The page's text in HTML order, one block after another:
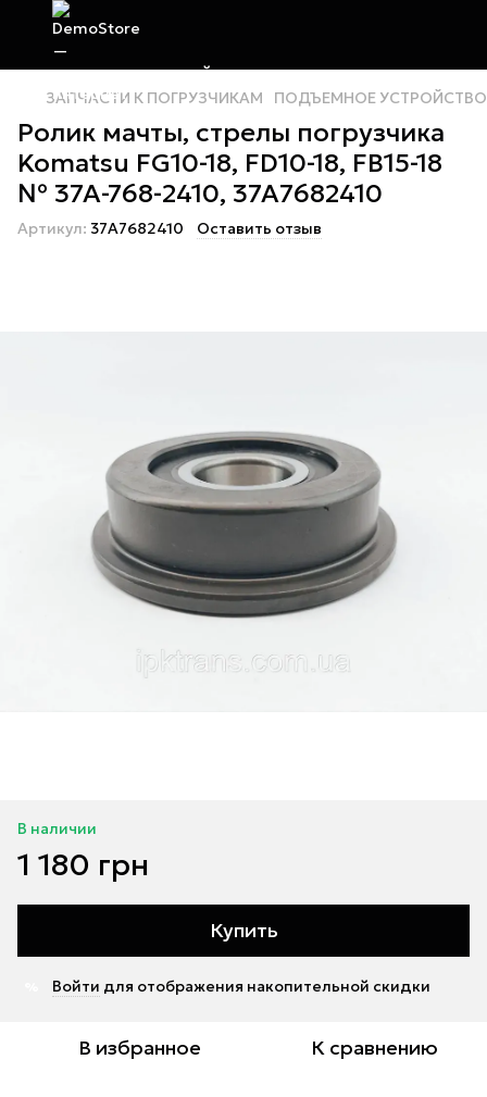
ЗАПЧАСТИ К ПОГРУЗЧИКАМ ПОДЪЕМНОЕ УСТРОЙСТВО
Ролик мачты, стрелы погрузчика
Komatsu FG10-18, FD10-18, FB15-18
№ 37A-768-2410, 37A7682410
Артикул: 37A7682410 Оставить отзыв
В наличии
1 180 грн
Купить
Войти для отображения накопительной скидки
В избранное К сравнению